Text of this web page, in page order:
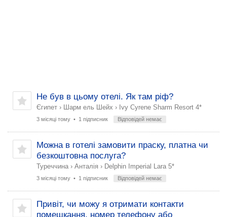
Не був в цьому отелі. Як там ріф?
Єгипет › Шарм ель Шейх › Ivy Cyrene Sharm Resort 4*
3 місяці тому • 1 підписник Відповідей немає
Можна в готелі замовити праску, платна чи
безкоштовна послуга?
Туреччина › Анталія › Delphin Imperial Lara 5*
3 місяці тому • 1 підписник Відповідей немає
Привіт, чи можу я отримати контакти
помешкання, номер телефону або